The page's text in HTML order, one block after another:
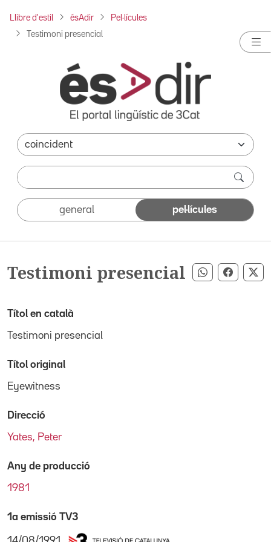
Llibre d'estil ésAdir Pel·lícules
Testimoni presencial
general pel·lícules
Testimoni presencial Compartir
Títol en català
Testimoni presencial
Títol original
Eyewitness
Direcció
Yates, Peter
Any de producció
1981
1a emissió TV3